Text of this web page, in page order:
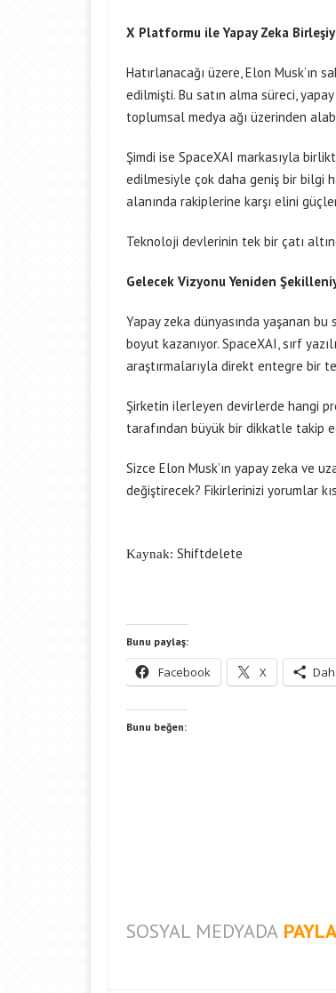
X Platformu ile Yapay Zeka
Hatırlanacağı üzere, Elon
edilmişti. Bu satın alma süreci,
toplumsal medya ağı üzerinden
Şimdi ise SpaceXAI markasıyla
edilmesiyle çok daha geniş bir bilgi
alanında rakiplerine karşı elini
Teknoloji devlerinin tek bir çatı
Gelecek Vizyonu Yeniden
Yapay zeka dünyasında yaşanan
boyut kazanıyor. SpaceXAI, sırf
araştırmalarıyla direkt entegre bir
Şirketin ilerleyen devirlerde hangi
tarafından büyük bir dikkatle takip
Sizce Elon Musk’ın yapay zeka ve
değiştirecek? Fikirlerinizi yorumlar
Kaynak: Shiftdelete
Bunu paylaş:
Facebook X
Bunu beğen:
SOSYAL MEDYADA